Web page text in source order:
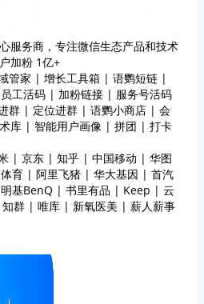
服务商，专注微信生态产品和技术
加粉 1亿+
管家 | 增长工具箱 | 语鹦短链 |
工活码 | 加粉链接 | 服务号活码
群 | 定位进群 | 语鹦小商店 | 会
库 | 智能用户画像 | 拼团 | 打卡
| 京东 | 知乎 | 中国移动 | 华图
育 | 阿里飞猪 | 华大基因 | 首汽
基BenQ | 书里有品 | Keep | 云
群 | 唯库 | 新氧医美 | 薪人薪事